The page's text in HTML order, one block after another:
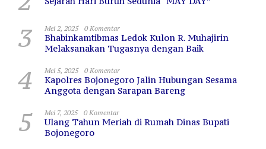
3 Mei 2, 2025 0 Komentar
Bhabinkamtibmas Ledok Kulon R. Muhajirin
Melaksanakan Tugasnya dengan Baik
4 Mei 5, 2025 0 Komentar
Kapolres Bojonegoro Jalin Hubungan Sesama
Anggota dengan Sarapan Bareng
5 Mei 7, 2025 0 Komentar
Ulang Tahun Meriah di Rumah Dinas Bupati
Bojonegoro